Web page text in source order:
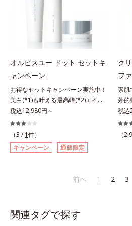
除
リ
セ
配合
に満
ツヨ
ス配
油分
湿成
リのなさ」や、くすみ(*7)などが現
れている状態である「透明感のな
さ」が、大人の肌印象に大きな影響
を与えていることがわかりました。
そこでオルビスユー ドットシリー
ズは美容成分(*8)として「G.D.F.ア
クティベーター(*9)」を配合。そし
て、従来から配合している美白(*1)
有効成分「トラネキサム酸」を配合
しました。さらに、シリーズ共通の
美容成分「GLルートブースター
(*10)」を配合することで、肌のふ
っくら感や透明感を叶えます。美白
ケアしながら多角的なエイジングケ
アが叶うシリーズに。3ステップで
果的なシナジー設計で、あなたのエ
イジングケアを応援します。*1 メ
オルビス内スキンケアシリーズの保
ろ
の
美容
ィベ
て、
有効
しま
美容
上
果
オルビスユー ドット セットキ
ャンペーン
お得なセットキャンペーン実施中！
美白(*1)も叶える最高峰(*2)エイジ
ングケア(*3)。ハリも透明感(*4)も
結果主義。年齢サイン(*5)の因子に
着目した肌科学エイジングケア(*3)
シリーズ。オルビスユー ドットシ
リーズは、年齢による肌悩み一つ一
ていることの根本原因に着目。加齢
とともに現れる年齢サイン(*5)につ
くすみ(*6)などが現れている状態で
税込12,980円～
（3 / 1件）
キャンペーン
通販限定
ク
フ
素肌
外的
ーシ
と、
か
こ
フ
税込
（
前へ 1 2 3
関連タグで探す